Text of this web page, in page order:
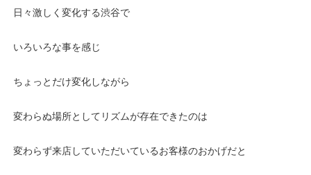
日々激しく変化する渋谷で
いろいろな事を感じ
ちょっとだけ変化しながら
変わらぬ場所としてリズムが存在できたのは
変わらず来店していただいているお客様のおかげだと